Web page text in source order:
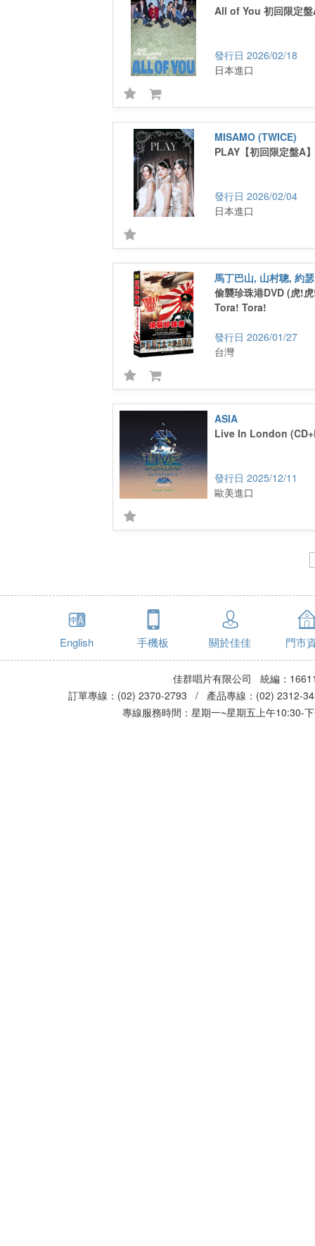
All of You 初回限定
2026/02/18
日本進口
MISAMO (TWICE)
PLAY【初回限定盤A
2026/02/04
日本進口
馬丁巴山, 山村聰, 約
偷襲珍珠港DVD (虎!
Tora! Tora!
2026/01/27
台灣
ASIA
Live In London
2025/12/11
歐美進口
English 手機板 關於佳佳 門市
佳群唱片有限公司 統編：
訂單專線：(02) 2370-2793 / 產品專線：(02)
專線服務時間：星期一~星期五上午10:30-